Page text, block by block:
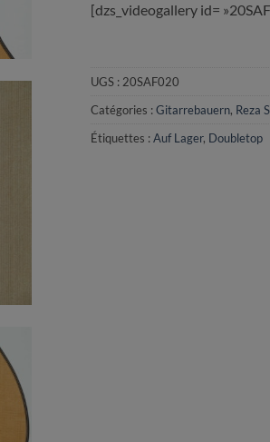
[dzs_videogallery id=
UGS : 20SAF020
Catégories :Gitarrebauern, Reza
Étiquettes :Auf Lager, Doubletop